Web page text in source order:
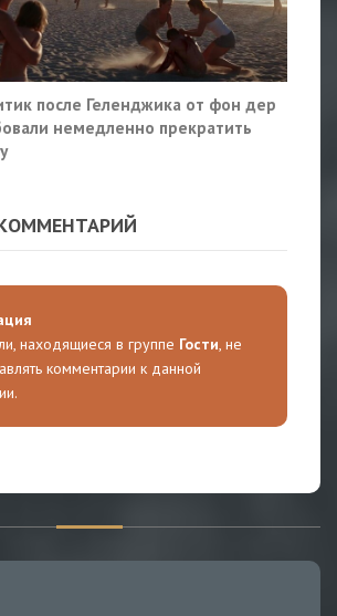
после Геленджика от фон дер
немедленно прекратить
находящиеся в группе Гости, не
комментарии к данной